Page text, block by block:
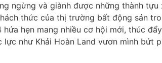
ngừng và giành được những thành
thức của thị trường bất động sản
hứa hẹn mang nhiều cơ hội mới, thúc
lực như Khải Hoàn Land vươn mình bứt